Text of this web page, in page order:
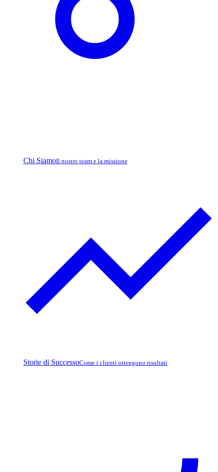
Chi SiamoIl nostro team e la missione
Storie di SuccessoCome i clienti ottengono risultati